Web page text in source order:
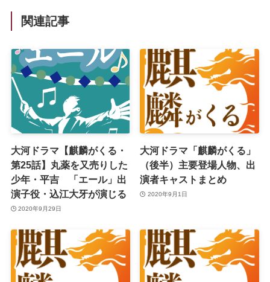
関連記事
大河ドラマ【麒麟がくる・
第25話】丸薬を又売りした
少年・平吉 「エール」出
演子役・込江大牙が演じる
2020年9月29日
大河ドラマ「麒麟がくる」
（後半）主要登場人物、出
演者キャストまとめ
2020年9月1日